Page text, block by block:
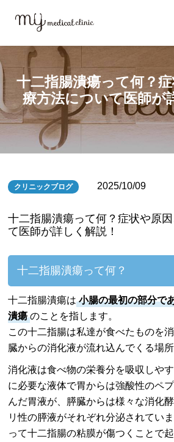
因、治療方法について医師が詳しく解説！
十二指腸潰瘍って何？
療方法について医師が
クリニックブログ 2025/10/09
十二指腸潰瘍って何？症状や原
て医師が詳しく解説！
十二指腸潰瘍って何？
十二指腸潰瘍は小腸の最初の部分で
潰瘍のことを指します。
この十二指腸は私達が食べたものを
臓からの消化液が流れ込んでくる場所
消化液は食べ物の栄養分を吸収しや
に必要な液体で胃からは強酸性のペ
んだ胃液が、膵臓からは様々な消化
リ性の膵液がそれぞれ分泌されてい
って十二指腸の粘膜が傷つくことで